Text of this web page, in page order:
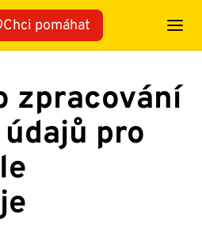
Chci pomáhat
zpracování
pro